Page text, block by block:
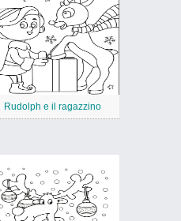
Rudolph e il ragazzino